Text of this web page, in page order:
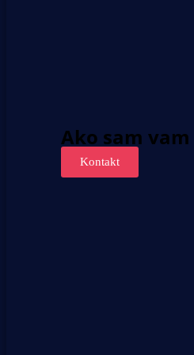
Ako sam
Kontakt